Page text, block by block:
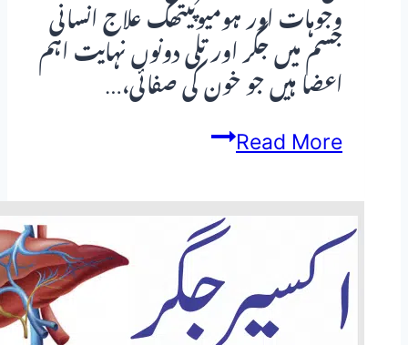
وجوہات اور ہومیوپیتھک علاج انسانی
جسم میں جگر اور تلی دونوں نہایت اہم
اعضا ہیں جو خون کی صفائی،…
Read Moreتلی
جگر
کی
بیماریاں:
علامات،
وجوہات،